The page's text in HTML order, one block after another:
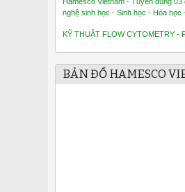
nghệ sinh học - Sinh học - Hóa học
KỸ THUẬT FLOW CYTOMETRY -
BẢN ĐỒ HAMESCO